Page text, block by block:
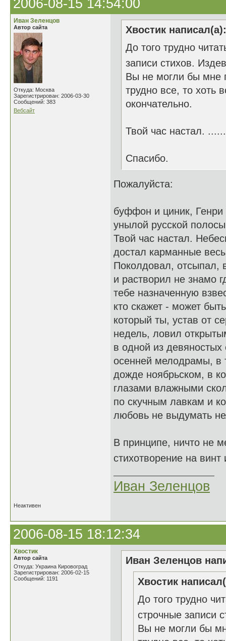
2006-08-15 14:54:00
Иван Зеленцов
Автор сайта
Откуда: Москва
Зарегистрирован: 2006-03-30
Сообщений: 383
Вебсайт
Хвостик написал(а):
До того трудно
записи стихов.
Вы не могли бы мне
трудно все, то хоть
окончательно.
Твой час настал.
Спасибо.
Пожалуйста:
буффон и циник,
унылой русской
Твой час настал.
достал карманные
Поколдовал, отсыпал,
и растворил не знамо
тебе назначенную
кто скажет - может
который ты, устав от
недель, ловил
в одной из девяностых
осенней мелодрамы, в
дожде ноябрьском, в
глазами влажными
по скучным лавкам и
любовь не выдумать
В принципе, ничто не
стихотворение на
Иван Зеленцов
Неактивен
2006-08-15 18:12:34
Хвостик
Автор сайта
Откуда: Украина Кировоград
Зарегистрирован: 2006-02-15
Сообщений: 1191
Иван Зеленцов
Хвостик
До того трудно
строчные записи
Вы не могли бы